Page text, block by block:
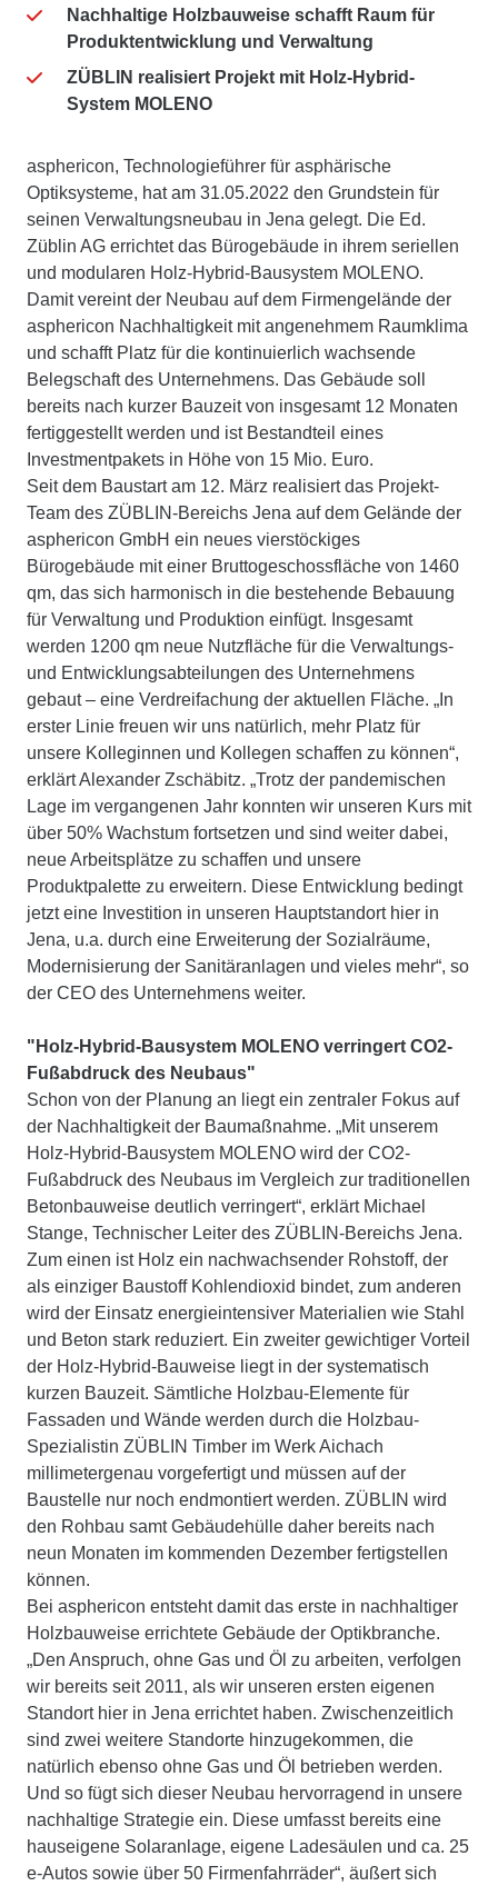
Nachhaltige Holzbauweise schafft Raum für
Produktentwicklung und Verwaltung
ZÜBLIN realisiert Projekt mit Holz-Hybrid-
System MOLENO
asphericon, Technologieführer für asphärische
Optiksysteme, hat am 31.05.2022 den Grundstein für
seinen Verwaltungsneubau in Jena gelegt. Die Ed.
Züblin AG errichtet das Bürogebäude in ihrem seriellen
und modularen Holz-Hybrid-Bausystem MOLENO.
Damit vereint der Neubau auf dem Firmengelände der
asphericon Nachhaltigkeit mit angenehmem Raumklima
und schafft Platz für die kontinuierlich wachsende
Belegschaft des Unternehmens. Das Gebäude soll
bereits nach kurzer Bauzeit von insgesamt 12 Monaten
fertiggestellt werden und ist Bestandteil eines
Investmentpakets in Höhe von 15 Mio. Euro.
Seit dem Baustart am 12. März realisiert das Projekt-
Team des ZÜBLIN-Bereichs Jena auf dem Gelände der
asphericon GmbH ein neues vierstöckiges
Bürogebäude mit einer Bruttogeschossfläche von 1460
qm, das sich harmonisch in die bestehende Bebauung
für Verwaltung und Produktion einfügt. Insgesamt
werden 1200 qm neue Nutzfläche für die Verwaltungs-
und Entwicklungsabteilungen des Unternehmens
gebaut – eine Verdreifachung der aktuellen Fläche. „In
erster Linie freuen wir uns natürlich, mehr Platz für
unsere Kolleginnen und Kollegen schaffen zu können“,
erklärt Alexander Zschäbitz. „Trotz der pandemischen
Lage im vergangenen Jahr konnten wir unseren Kurs mit
über 50% Wachstum fortsetzen und sind weiter dabei,
neue Arbeitsplätze zu schaffen und unsere
Produktpalette zu erweitern. Diese Entwicklung bedingt
jetzt eine Investition in unseren Hauptstandort hier in
Jena, u.a. durch eine Erweiterung der Sozialräume,
Modernisierung der Sanitäranlagen und vieles mehr“, so
der CEO des Unternehmens weiter.
"Holz-Hybrid-Bausystem MOLENO verringert CO2-
Fußabdruck des Neubaus"
Schon von der Planung an liegt ein zentraler Fokus auf
der Nachhaltigkeit der Baumaßnahme. „Mit unserem
Holz-Hybrid-Bausystem MOLENO wird der CO2-
Fußabdruck des Neubaus im Vergleich zur traditionellen
Betonbauweise deutlich verringert“, erklärt Michael
Stange, Technischer Leiter des ZÜBLIN-Bereichs Jena.
Zum einen ist Holz ein nachwachsender Rohstoff, der
als einziger Baustoff Kohlendioxid bindet, zum anderen
wird der Einsatz energieintensiver Materialien wie Stahl
und Beton stark reduziert. Ein zweiter gewichtiger Vorteil
der Holz-Hybrid-Bauweise liegt in der systematisch
kurzen Bauzeit. Sämtliche Holzbau-Elemente für
Fassaden und Wände werden durch die Holzbau-
Spezialistin ZÜBLIN Timber im Werk Aichach
millimetergenau vorgefertigt und müssen auf der
Baustelle nur noch endmontiert werden. ZÜBLIN wird
den Rohbau samt Gebäudehülle daher bereits nach
neun Monaten im kommenden Dezember fertigstellen
können.
Bei asphericon entsteht damit das erste in nachhaltiger
Holzbauweise errichtete Gebäude der Optikbranche.
„Den Anspruch, ohne Gas und Öl zu arbeiten, verfolgen
wir bereits seit 2011, als wir unseren ersten eigenen
Standort hier in Jena errichtet haben. Zwischenzeitlich
sind zwei weitere Standorte hinzugekommen, die
natürlich ebenso ohne Gas und Öl betrieben werden.
Und so fügt sich dieser Neubau hervorragend in unsere
nachhaltige Strategie ein. Diese umfasst bereits eine
hauseigene Solaranlage, eigene Ladesäulen und ca. 25
e-Autos sowie über 50 Firmenfahrräder“, äußert sich